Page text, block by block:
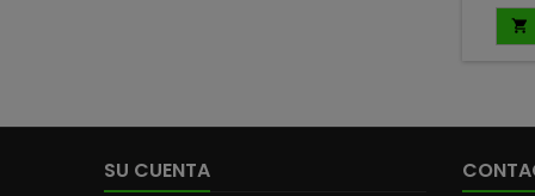
un
al
en

SU CUENTA